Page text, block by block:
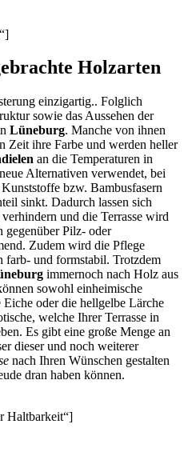
Holzarten
einzigartig.. Folglich
sowie das Aussehen der
Lüneburg. Manche von ihnen
Zeit ihre Farbe und werden heller
an die Temperaturen in
Alternativen verwendet, bei
bzw. Bambusfasern
sinkt. Dadurch lassen sich
und die Terrasse wird
gegenüber Pilz- oder
Zudem wird die Pflege
farb- und formstabil. Trotzdem
immernoch nach Holz aus
sowohl einheimische
oder die hellgelbe Lärche
welche Ihrer Terrasse in
Es gibt eine große Menge an
dieser und noch weiterer
nach Ihren Wünschen gestalten
dran haben können.
Haltbarkeit“]